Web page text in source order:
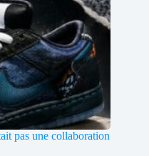
pas une collaboration